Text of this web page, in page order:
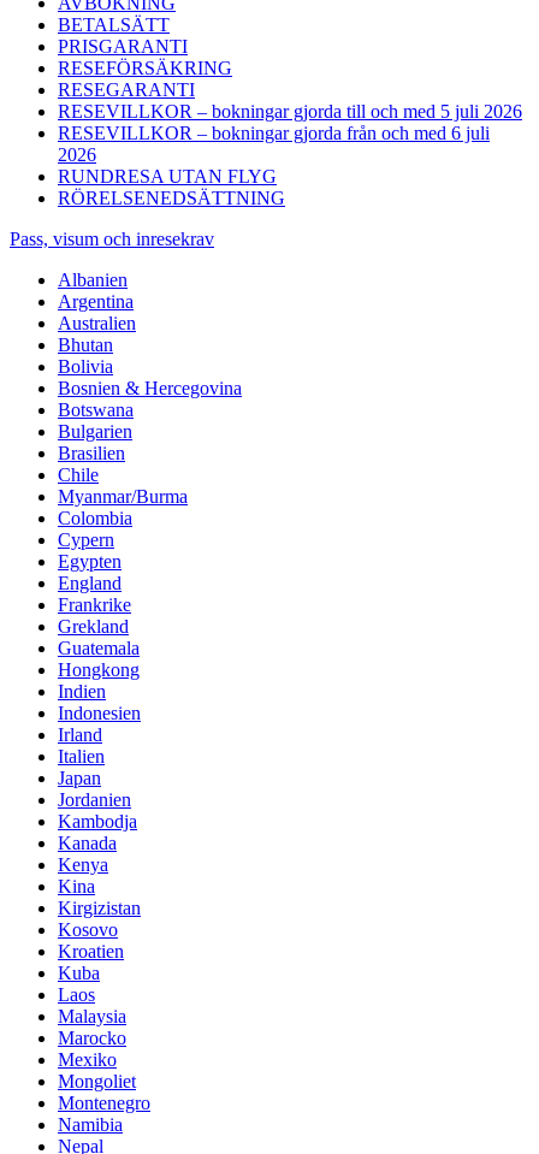
BETALSÄTT
PRISGARANTI
RESEFÖRSÄKRING
RESEGARANTI
RESEVILLKOR – bokningar gjorda till och med 5 juli 2026
RESEVILLKOR – bokningar gjorda från och med 6 juli
2026
RUNDRESA UTAN FLYG
RÖRELSENEDSÄTTNING
Pass, visum och inresekrav
Albanien
Argentina
Australien
Bhutan
Bolivia
Bosnien & Hercegovina
Botswana
Bulgarien
Brasilien
Chile
Myanmar/Burma
Colombia
Cypern
Egypten
England
Frankrike
Grekland
Guatemala
Hongkong
Indien
Indonesien
Irland
Italien
Japan
Jordanien
Kambodja
Kanada
Kenya
Kina
Kirgizistan
Kosovo
Kroatien
Kuba
Laos
Malaysia
Marocko
Mexiko
Mongoliet
Montenegro
Namibia
Nepal